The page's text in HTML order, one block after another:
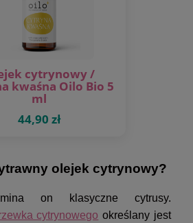
cytrynowy /
kwaśna Oilo Bio 5
ml
44,90 zł
olejek cytrynowy?
on klasyczne cytrusy.
cytrynowego określany jest